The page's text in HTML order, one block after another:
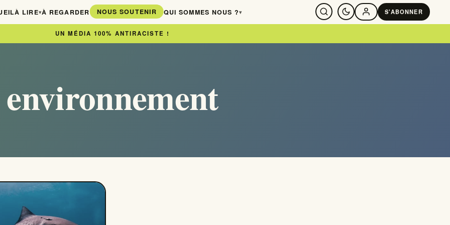
À LIRE▾À REGARDER NOUS SOUTENIR QUI SOMMES NOUS ?▾ SE CONNECTER
S'ABONNER
UN MÉDIA 100% ANTIRACISTE !
environnement